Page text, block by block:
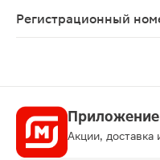
Регистрационный
Акции, доставка